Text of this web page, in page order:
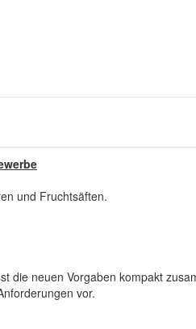
und Fruchtsäften.
die neuen Vorgaben kompakt
vor.